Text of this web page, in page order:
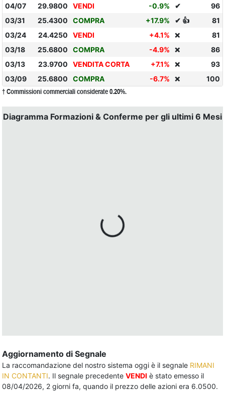
04/07
29.9800 VENDI -0.9% ✔
96
03/31
25.4300 COMPRA +17.9% ✔ 👍
81
03/24
24.4250 VENDI +4.1% ❌
81
03/18
25.6800 COMPRA -4.9% ❌
86
03/13
23.9700 VENDITA CORTA +7.1% ❌
93
03/09
25.6800 COMPRA -6.7% ❌ 100
† Commissioni commerciali considerate 0.20%.
Diagramma Formazioni & Conferme per gli ultimi 6 Mesi
Aggiornamento di Segnale
La raccomandazione del nostro sistema oggi è il segnale RIMANI
IN CONTANTI. Il segnale precedente VENDI è stato emesso il
08/04/2026, 2 giorni fa, quando il prezzo delle azioni era 6.0500.